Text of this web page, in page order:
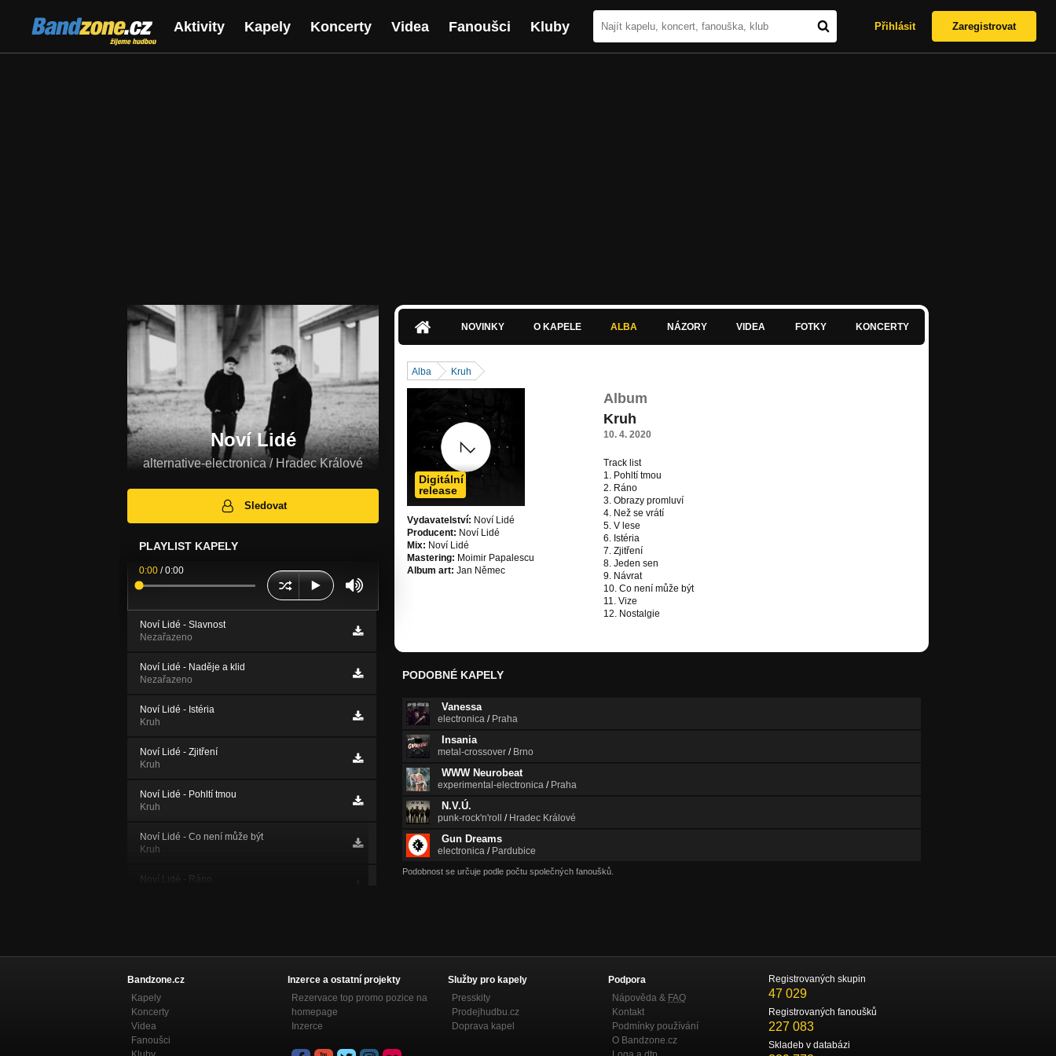
Bandzone.cz
žijeme hudbou
Aktivity Kapely Koncerty Videa Fanoušci Kluby Přihlásit Zaregistrovat
Noví Lidé
alternative-electronica / Hradec Králové
Sledovat
PLAYLIST KAPELY
0:00 /0:00
Noví Lidé - Slavnost
Nezařazeno
Noví Lidé - Naděje a klid
Nezařazeno
Noví Lidé - Istéria
Kruh
Noví Lidé - Zjitření
Kruh
Noví Lidé - Pohltí tmou
Kruh
Noví Lidé - Co není může být
Kruh
Noví Lidé - Ráno
Světlo a stín
Noví Lidé - Nostalgie
Noví Lidé - Vize
NOVINKY O KAPELE ALBA NÁZORY VIDEA FOTKY KONCERTY
Alba Kruh
Digitální
release
Vydavatelství: Noví Lidé
Producent: Noví Lidé
Mix: Noví Lidé
Mastering: Moimir Papalescu
Album art: Jan Němec
Album
Kruh
10. 4. 2020
Track list
1. Pohltí tmou
2. Ráno
3. Obrazy promluví
4. Než se vrátí
5. V lese
6. Istéria
7. Zjitření
8. Jeden sen
9. Návrat
10. Co není může být
11. Vize
12. Nostalgie
PODOBNÉ KAPELY
Vanessa
electronica / Praha
Insania
metal-crossover / Brno
WWW Neurobeat
experimental-electronica / Praha
N.V.Ú.
punk-rock'n'roll / Hradec Králové
Gun Dreams
electronica / Pardubice
Podobnost se určuje podle počtu společných fanoušků.
Bandzone.cz
Kapely
Koncerty
Videa
Fanoušci
Inzerce a ostatní projekty
Rezervace top promo pozice na
homepage
Inzerce
Služby pro kapely
Presskity
Prodejhudbu.cz
Doprava kapel
Podpora
Nápověda & FAQ
Kontakt
Podmínky používání
O Bandzone.cz
Registrovaných skupin
47 029
Registrovaných fanoušků
227 083
Skladeb v databázi